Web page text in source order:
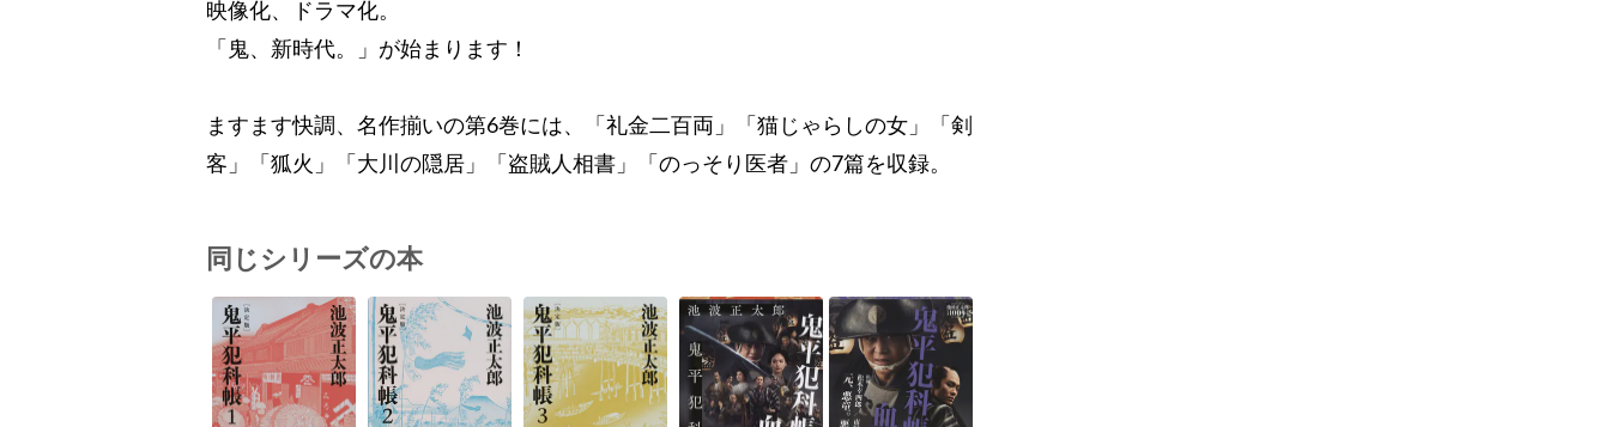
映像化、ドラマ化。
「鬼、新時代。」が始まります！
ますます快調、名作揃いの第6巻には、「礼金二百両」「猫じゃらしの女」「剣
客」「狐火」「大川の隠居」「盗賊人相書」「のっそり医者」の7篇を収録。
同じシリーズの本